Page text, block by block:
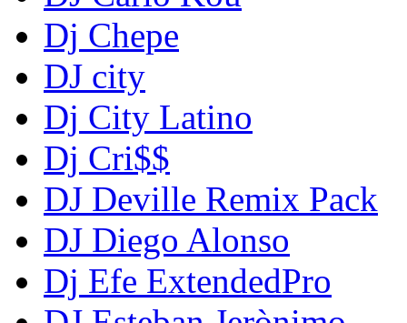
Dj Chepe
DJ city
Dj City Latino
Dj Cri$$
DJ Deville Remix Pack
DJ Diego Alonso
Dj Efe ExtendedPro